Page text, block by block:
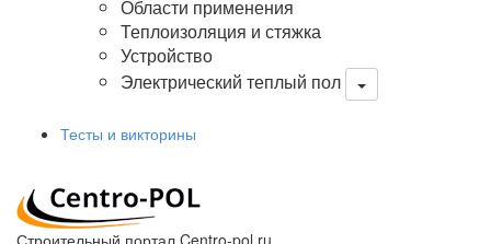
Области применения
Теплоизоляция и стяжка
Устройство
Электрический теплый пол
Тесты и викторины
Строительный портал Centro-pol.ru